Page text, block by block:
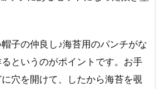
子の仲良し♪海苔用のパンチがな
というのがポイントです。お手
穴を開けて、したから海苔を覗